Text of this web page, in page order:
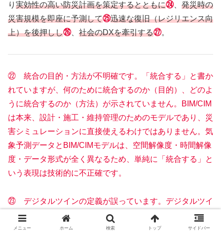
り 実効性の高い防災計画を策定するとともに㉔、 発災時の
災害規模を即座に予測して㉕迅速な復旧（レジリエンス向
上）を後押しし㉖、 社会のDXを牽引する㉗。
㉒ 統合の目的・方法が不明確です。「統合する」と書か
れていますが、何のために統合するのか（目的）、どのよ
うに統合するのか（方法）が示されていません。BIM/CIM
は本来、設計・施工・維持管理のためのモデルであり、災
害シミュレーションに直接使えるわけではありません。気
象予測データとBIM/CIMモデルは、空間解像度・時間解像
度・データ形式が全く異なるため、単純に「統合する」と
いう表現は技術的に不正確です。
㉓ デジタルツインの定義が誤っています。デジタルツイ
ンは、“現実世界の状態をリアルタイムに反映する双子モ
デル” であり、単なるシミュレーション基盤ではありま
メニュー ホーム 検索 トップ サイドバー